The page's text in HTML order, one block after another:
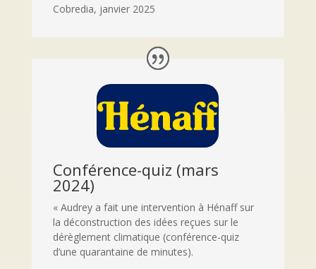
Cobredia, janvier 2025
Conférence-quiz (mars
2024)
« Audrey a fait une intervention à Hénaff sur
la déconstruction des idées reçues sur le
dérèglement climatique (conférence-quiz
d’une quarantaine de minutes).